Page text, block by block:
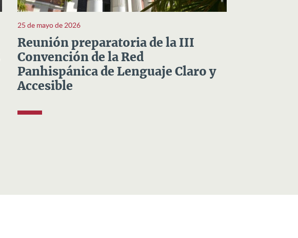
25 de mayo de 2026
Reunión preparatoria de la III
Convención de la Red
Panhispánica de Lenguaje Claro y
Accesible